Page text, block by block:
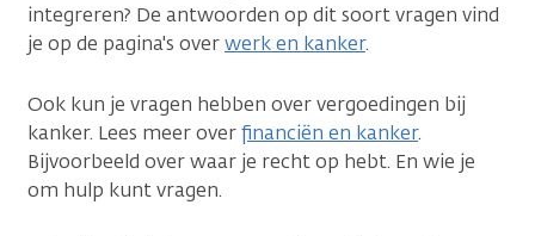
integreren? De antwoorden op dit soort vragen vind
je op de pagina's overwerk en kanker.
Ook kun je vragen hebben over vergoedingen bij
kanker. Lees meer overfinanciën en kanker.
Bijvoorbeeld over waar je recht op hebt. En wie je
om hulp kunt vragen.